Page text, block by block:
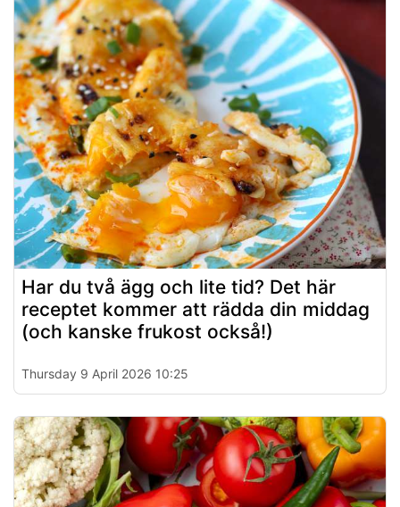
Har du två ägg och lite tid? Det här
receptet kommer att rädda din middag
(och kanske frukost också!)
Thursday 9 April 2026 10:25